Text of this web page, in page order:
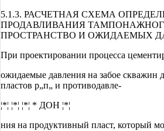
5.1.3. РАСЧЕТНАЯ СХЕМА
ПРОДАВЛИВАНИЯ
ПРОСТРАНСТВО И ОЖИДАЕМЫХ
При проектировании процесса
ожидаемые давления на забое скважин
пластов р„п„ и противодавле-
¦*¦ ¦*¦ ¦*¦ * ДОН ¦*¦
ния на продуктивный пласт, который